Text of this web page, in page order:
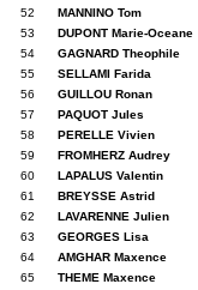
52
MANNINO Tom
53
DUPONT Marie-Oceane
54
GAGNARD Theophile
55
SELLAMI Farida
56
GUILLOU Ronan
57
PAQUOT Jules
58
PERELLE Vivien
59
FROMHERZ Audrey
60
LAPALUS Valentin
61
BREYSSE Astrid
62
LAVARENNE Julien
63
GEORGES Lisa
64
AMGHAR Maxence
65
THEME Maxence